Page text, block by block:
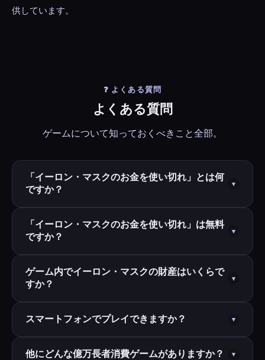
供しています。
❓ よくある質問
よくある質問
ゲームについて知っておくべきこと全部。
「イーロン・マスクのお金を使い切れ」とは何
ですか？
▾
「イーロン・マスクのお金を使い切れ」は、ロケッ
ト、電気自動車、不動産、企業、慈善活動など数百の
アイテムにイーロン・マスクの数千億ドル（約4,260
億ドル）の財産を使い切る無料オンラインブラウザゲ
ームです。目標は時間が切れる前に$0に到達するこ
「イーロン・マスクのお金を使い切れ」は無料
ですか？
▾
はい — 100%無料、ずっと。
SpendMoneyElonMusk.comのすべてのゲームは、登
録なし、ダウンロードなし、隠れたコストなしでブラ
ウザから直接プレイできます。
ゲーム内でイーロン・マスクの財産はいくらで
すか？
▾
ゲームはイーロン・マスクの推定純資産約4,260億ド
ルに基づいています。この数値は主要金融メディアの
実世界の資産推定値を反映して定期的に更新されま
スマートフォンでプレイできますか？ ▾
もちろんです。すべてのゲームは完全レスポンシブ
他にどんな億万長者消費ゲームがありますか？ ▾